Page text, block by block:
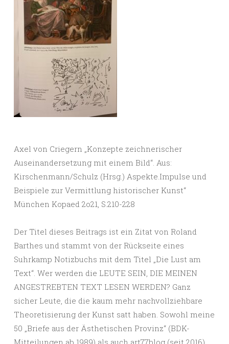
Axel von Criegern „Konzepte zeichnerischer
Auseinandersetzung mit einem Bild“. Aus:
Kirschenmann/Schulz (Hrsg.) Aspekte.Impulse und
Beispiele zur Vermittlung historischer Kunst“
München Kopaed 2o21, S.210-228
Der Titel dieses Beitrags ist ein Zitat von Roland
Barthes und stammt von der Rückseite eines
Suhrkamp Notizbuchs mit dem Titel „Die Lust am
Text“. Wer werden die LEUTE SEIN, DIE MEINEN
ANGESTREBTEN TEXT LESEN WERDEN? Ganz
sicher Leute, die die kaum mehr nachvollziehbare
Theoretisierung der Kunst satt haben. Sowohl meine
50 „Briefe aus der Ästhetischen Provinz“ (BDK-
Mitteilungen ab 1989) als auch art77blog (seit 2016)